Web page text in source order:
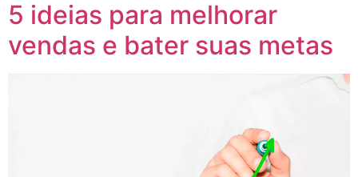
5 ideias para melhorar
vendas e bater suas metas